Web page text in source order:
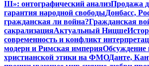
III»: онтографический анализПродажа
гарантия народной свободыДонбасс,
гражданская ли война?Гражданская
сакрализацияАктуальный Ницше
современность и конфликт
модерн и Римская империя
христианской этики на ФМОДанте,